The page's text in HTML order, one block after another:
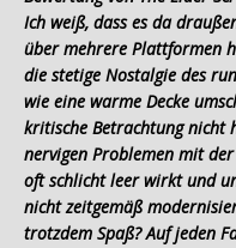
Ich weiß, dass es da
über mehrere Plattformen
die stetige Nostalgie des
wie eine warme Decke
kritische Betrachtung nicht
nervigen Problemen mit
oft schlicht leer wirkt und
nicht zeitgemäß
trotzdem Spaß? Auf jeden